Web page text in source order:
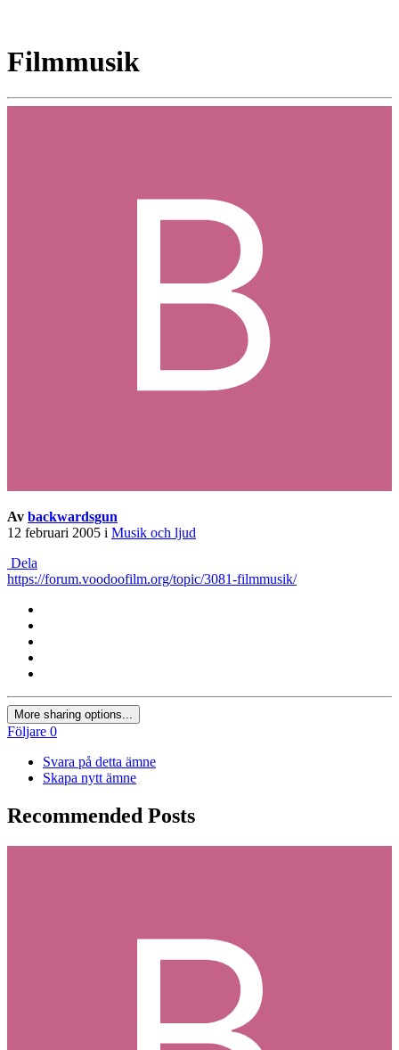
Filmmusik
Av backwardsgun
12 februari 2005 i Musik och ljud
Dela
https://forum.voodoofilm.org/topic/3081-filmmusik/
More sharing options...
Följare 0
Svara på detta ämne
Skapa nytt ämne
Recommended Posts